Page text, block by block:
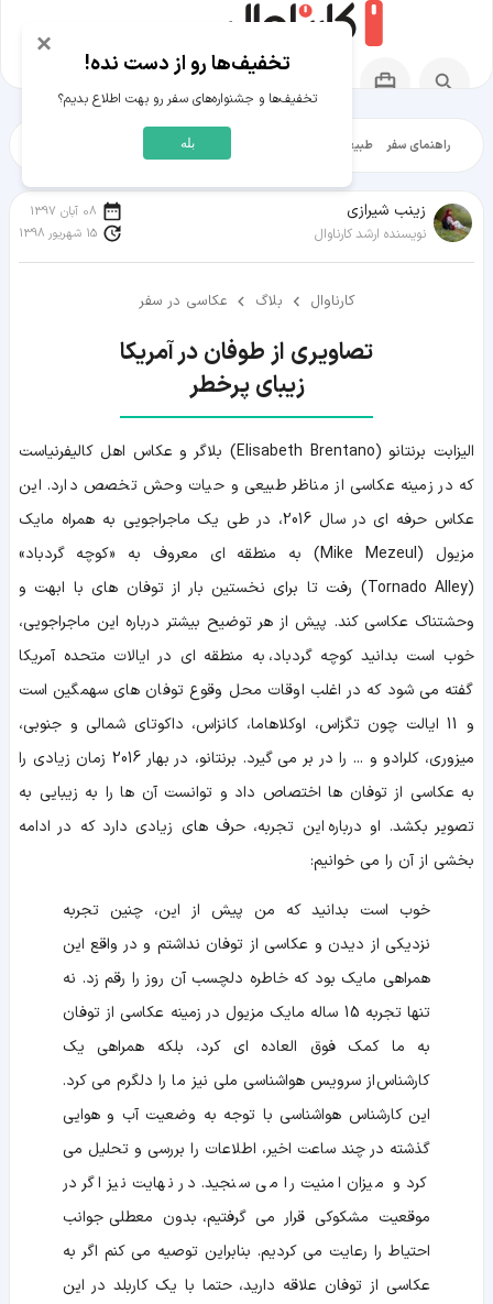
راهنمای سفر طبیعت‌گردی شهرگردی
زينب شيرازی
نویسنده ارشد کارناوال
08 آبان 1397
15 شهریور 1398
کارناوال بلاگ عکاسی در سفر
زیبای پرخطر
الیزابت برنتانو (Elisabeth Brentano) بلاگر و عکاس اهل کالیفرنیاست
که در زمینه عکاسی از مناظر طبیعی و حیات وحش تخصص دارد. این
عکاس حرفه ای در سال 2016، در طی یک ماجراجویی به همراه مایک
مزیول (Mike Mezeul) به منطقه ای معروف به «کوچه گردباد»
(Tornado Alley) رفت تا برای نخستین بار از توفان های با ابهت و
وحشتناک عکاسی کند. پیش از هر توضیح بیشتر درباره این ماجراجویی،
خوب است بدانید کوچه گردباد، به منطقه ای در ایالات متحده آمریکا
گفته می شود که در اغلب اوقات محل وقوع توفان های سهمگین است
و 11 ایالت چون تگزاس، اوکلاهاما، کانزاس، داکوتای شمالی و جنوبی،
میزوری، کلرادو و ... را در بر می گیرد. برنتانو، در بهار 2016 زمان زیادی را
به عکاسی از توفان ها اختصاص داد و توانست آن ها را به زیبایی به
تصویر بکشد. او درباره این تجربه، حرف های زیادی دارد که در ادامه
بخشی از آن را می خوانیم:
خوب است بدانید که من پیش از این، چنین تجربه
نزدیکی از دیدن و عکاسی از توفان نداشتم و در واقع این
همراهی مایک بود که خاطره دلچسب آن روز را رقم زد. نه
تنها تجربه 15 ساله مایک مزیول در زمینه عکاسی از توفان
به ما کمک فوق العاده ای کرد، بلکه همراهی یک
کارشناس از سرویس هواشناسی ملی نیز ما را دلگرم می کرد.
این کارشناس هواشناسی با توجه به وضعیت آب و هوایی
گذشته در چند ساعت اخیر، اطلاعات را بررسی و تحلیل می
کرد و میزان امنیت را می سنجید. در نهایت نیز اگر در
موقعیت مشکوکی قرار می گرفتیم، بدون معطلی جوانب
احتیاط را رعایت می کردیم. بنابراین توصیه می کنم اگر به
عکاسی از توفان علاقه دارید، حتما با یک کاربلد در این
×
تخفیف‌ها رو از دست نده!
تخفیف‌ها و جشنواره‌های سفر رو بهت اطلاع بدیم؟
بله